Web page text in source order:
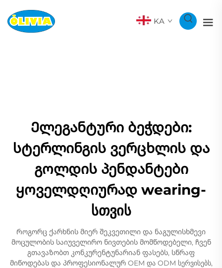
KA
Ელეგანტური ბეჭდები:
სტერლინგის ვერცხლის და
გოლდის პენდანტები
ყოველდღიურად wearing-
სთვის
Როგორც ქარხნის მიერ შეკვეთილი და ნაგულისხმევი
მოცულობის საიუველირო ნივთების მომწოდებელი, ჩვენ
გთავაზობთ კონკურენტუნარიან ფასებს, სწრაფ
მიწოდებას და პროფესიონალურ OEM და ODM სერვისებს,